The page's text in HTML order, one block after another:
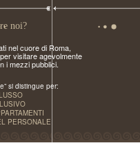
noi?
nel cuore di Roma,
visitare agevolmente
i mezzi pubblici.
si distingue per:
PERSONALE